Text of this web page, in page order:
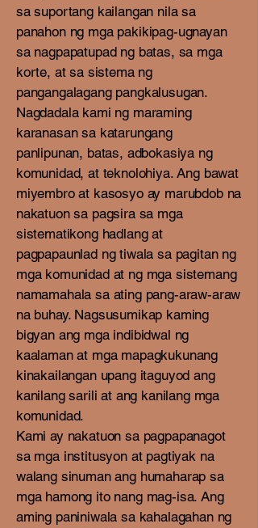
sa suportang kailangan nila sa
panahon ng mga pakikipag-ugnayan
sa nagpapatupad ng batas, sa mga
korte, at sa sistema ng
pangangalagang pangkalusugan.
Nagdadala kami ng maraming
karanasan sa katarungang
panlipunan, batas, adbokasiya ng
komunidad, at teknolohiya. Ang bawat
miyembro at kasosyo ay marubdob na
nakatuon sa pagsira sa mga
sistematikong hadlang at
pagpapaunlad ng tiwala sa pagitan ng
mga komunidad at ng mga sistemang
namamahala sa ating pang-araw-araw
na buhay. Nagsusumikap kaming
bigyan ang mga indibidwal ng
kaalaman at mga mapagkukunang
kinakailangan upang itaguyod ang
kanilang sarili at ang kanilang mga
komunidad.
Kami ay nakatuon sa pagpapanagot
sa mga institusyon at pagtiyak na
walang sinuman ang humaharap sa
mga hamong ito nang mag-isa. Ang
aming paniniwala sa kahalagahan ng